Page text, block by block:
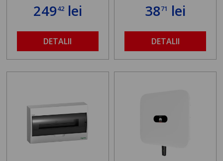
24942lei
DETALII
3871 lei
DETALII